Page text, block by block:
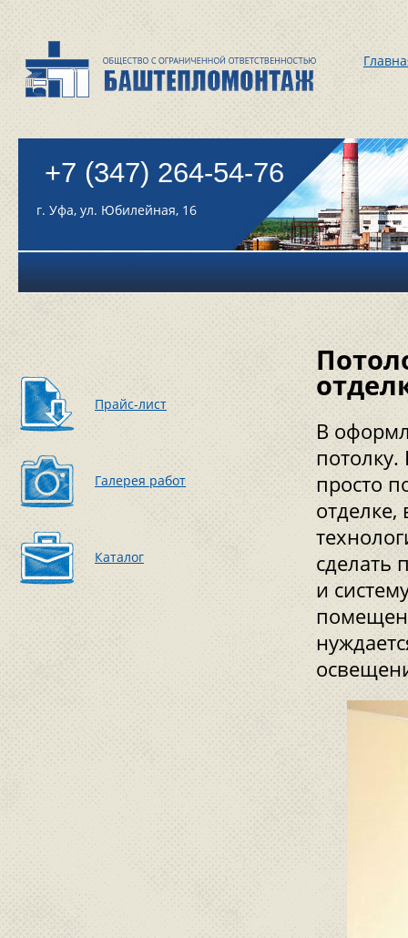
+7 (347) 264-54-76
г. Уфа, ул. Юбилейная, 16
Прайс-лист
Галерея работ
Каталог
В
просто
сделать
и